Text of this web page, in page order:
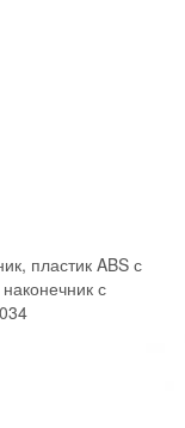
пластик ABS с
с